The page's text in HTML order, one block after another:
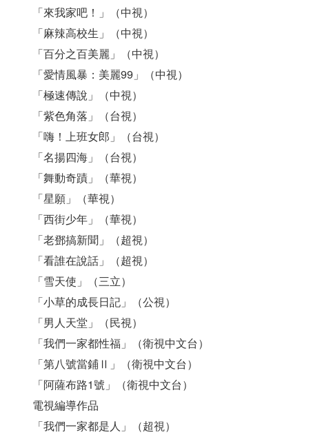
「來我家吧！」（中視）
「麻辣高校生」（中視）
「百分之百美麗」（中視）
「愛情風暴：美麗99」（中視）
「極速傳說」（中視）
「紫色角落」（台視）
「嗨！上班女郎」（台視）
「名揚四海」（台視）
「舞動奇蹟」（華視）
「星願」（華視）
「西街少年」（華視）
「老鄧搞新聞」（超視）
「看誰在說話」（超視）
「雪天使」（三立）
「小草的成長日記」（公視）
「男人天堂」（民視）
「我們一家都性福」（衛視中文台）
「第八號當鋪Ⅱ」（衛視中文台）
「阿薩布路1號」（衛視中文台）
電視編導作品
「我們一家都是人」（超視）